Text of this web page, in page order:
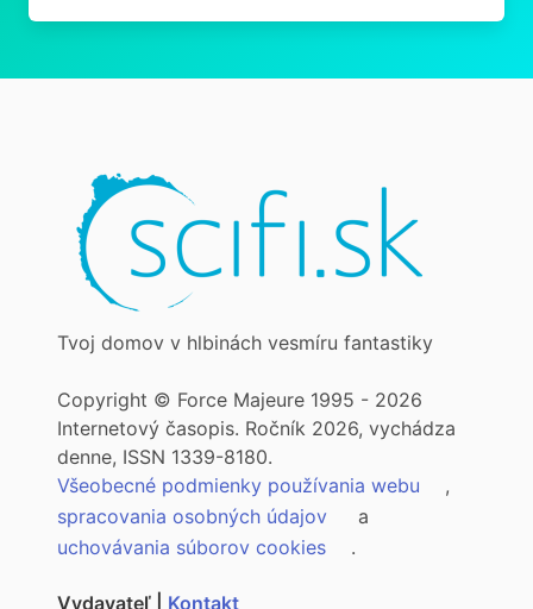
Tvoj domov v hlbinách vesmíru fantastiky
Copyright © Force Majeure 1995 - 2026
Internetový časopis. Ročník 2026, vychádza
denne, ISSN 1339-8180.
Všeobecné podmienky používania webu
,
spracovania osobných údajov
a
uchovávania súborov cookies
.
Vydavateľ | Kontakt